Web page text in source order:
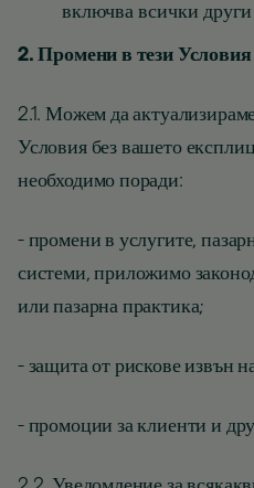
включва всички
2. Промени в тези Условия
2.1. Можем да
Условия без вашето
необходимо поради:
- промени в услугите,
системи, приложимо
или пазарна практика;
- защита от рискове извън
- промоции за клиенти и